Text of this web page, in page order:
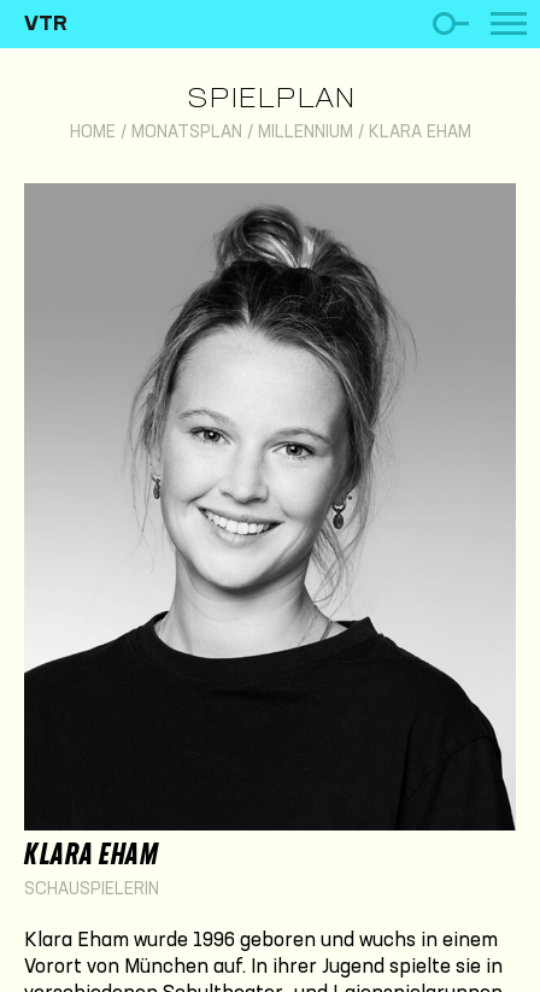
VTR
SPIELPLAN
HOME / MONATSPLAN / MILLENNIUM / KLARA EHAM
KLARA EHAM
SCHAUSPIELERIN
Klara Eham wurde 1996 geboren und wuchs in einem
Vorort von München auf. In ihrer Jugend spielte sie in